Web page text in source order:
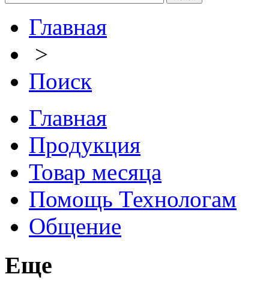
Главная
>
Поиск
Главная
Продукция
Товар месяца
Помощь Технологам
Общение
Еще